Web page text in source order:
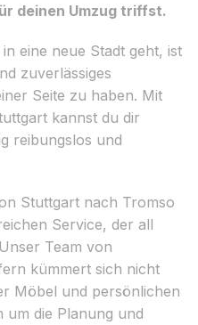
deinen Umzug triffst.
eine neue Stadt geht, ist
zuverlässiges
Seite zu haben. Mit
kannst du dir
reibungslos und
Stuttgart nach Tromso
Service, der all
Team von
kümmert sich nicht
Möbel und persönlichen
um die Planung und